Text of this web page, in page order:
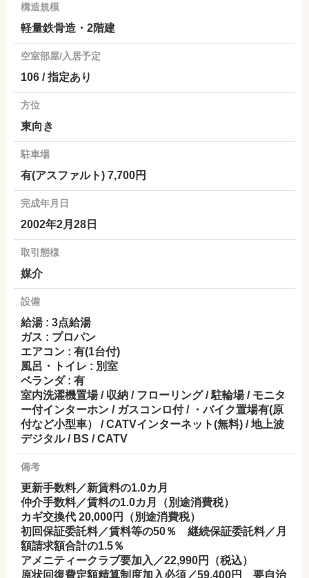
構造規模
軽量鉄骨造・2階建
空室部屋/入居予定
106 / 指定あり
方位
東向き
駐車場
有(アスファルト) 7,700円
完成年月日
2002年2月28日
取引態様
媒介
設備
給湯 : 3点給湯
ガス : プロパン
エアコン : 有(1台付)
風呂・トイレ : 別室
ベランダ : 有
室内洗濯機置場 / 収納 / フローリング / 駐輪場 / モニタ
ー付インターホン / ガスコンロ付 / ・バイク置場有(原
付など小型車） / CATVインターネット(無料) / 地上波
デジタル / BS / CATV
備考
更新手数料／新賃料の1.0カ月
仲介手数料／賃料の1.0カ月（別途消費税）
カギ交換代 20,000円（別途消費税）
初回保証委託料／賃料等の50％ 継続保証委託料／月
額請求額合計の1.5％
アメニティークラブ要加入／22,990円（税込）
原状回復費定額精算制度加入必須／59,400円 要自治